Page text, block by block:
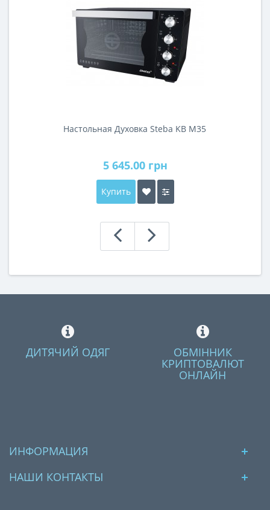
Настольная Духовка Steba KB M35
5 645.00 грн
Купить
ДИТЯЧИЙ ОДЯГ ОБМІННИК
КРИПТОВАЛЮТ
ОНЛАЙН
ИНФОРМАЦИЯ
НАШИ КОНТАКТЫ